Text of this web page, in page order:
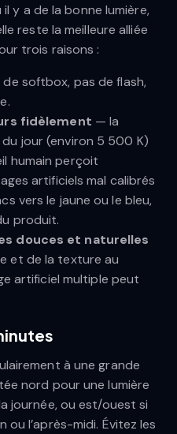
y a de la bonne lumière,
reste la meilleure alliée
trois raisons :
softbox, pas de flash,
fidèlement — la
jour (environ 5 500 K)
humain perçoit
artificiels mal calibrés
vers le jaune ou le bleu,
produit.
douces et naturelles
et de la texture au
artificiel multiple peut
à une grande
nord pour une lumière
journée, ou est/ouest si
l’après-midi. Évitez les